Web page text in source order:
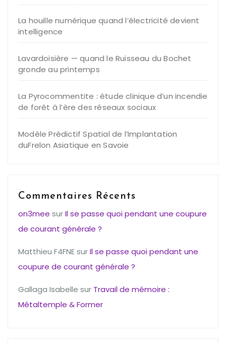
La houille numérique quand l’électricité devient
intelligence
Lavardoisière — quand le Ruisseau du Bochet
gronde au printemps
La Pyrocommentite : étude clinique d’un incendie
de forêt à l’ère des réseaux sociaux
Modèle Prédictif Spatial de l’Implantation
duFrelon Asiatique en Savoie
Commentaires Récents
on3mee surIl se passe quoi pendant une coupure
de courant générale ?
Matthieu F4FNEsurIl se passe quoi pendant une
coupure de courant générale ?
Gallaga Isabelle sur Travail de mémoire :
Métaltemple & Former